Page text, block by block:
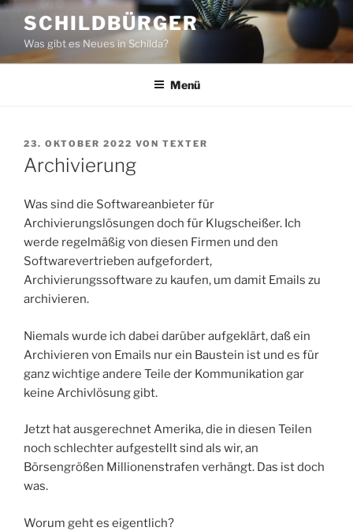
Zum
Inhalt
springen
SCHILDBÜRGER
Was gibt es Neues in Schilda?
Menü
VERÖFFENTLICHT
AM
23. OKTOBER 2022 VON TEXTER
Archivierung
Was sind die Softwareanbieter für
Archivierungslösungen doch für Klugscheißer. Ich
werde regelmäßig von diesen Firmen und den
Softwarevertrieben aufgefordert,
Archivierungssoftware zu kaufen, um damit Emails zu
archivieren.
Niemals wurde ich dabei darüber aufgeklärt, daß ein
Archivieren von Emails nur ein Baustein ist und es für
ganz wichtige andere Teile der Kommunikation gar
keine Archivlösung gibt.
Jetzt hat ausgerechnet Amerika, die in diesen Teilen
noch schlechter aufgestellt sind als wir, an
Börsengrößen Millionenstrafen verhängt. Das ist doch
was.
Worum geht es eigentlich?